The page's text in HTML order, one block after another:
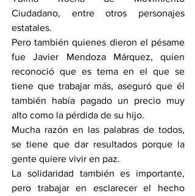
Ciudadano, entre otros personajes
estatales.
Pero también quienes dieron el pésame
fue Javier Mendoza Márquez, quien
reconoció que es tema en el que se
tiene que trabajar más, aseguró que él
también había pagado un precio muy
alto como la pérdida de su hijo.
Mucha razón en las palabras de todos,
se tiene que dar resultados porque la
gente quiere vivir en paz.
La solidaridad también es importante,
pero trabajar en esclarecer el hecho